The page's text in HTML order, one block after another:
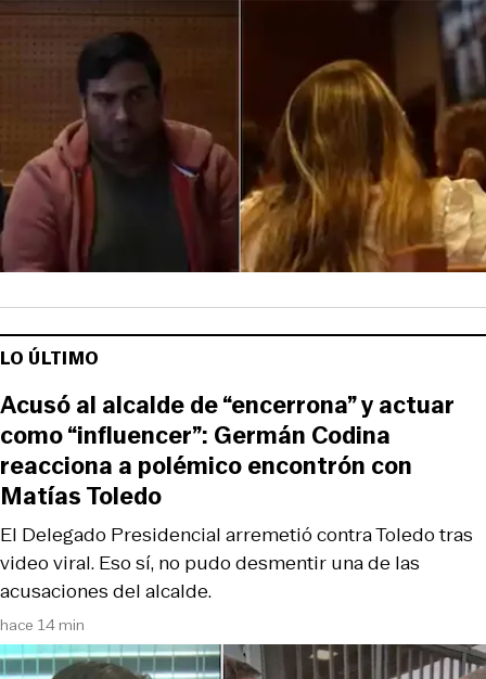
LO ÚLTIMO
hace 14 min
El Delegado Presidencial arremetió contra Toledo tras
video viral. Eso sí, no pudo desmentir una de las
acusaciones del alcalde.
Acusó al alcalde de “encerrona” y actuar
como “influencer”: Germán Codina
reacciona a polémico encontrón con
Matías Toledo